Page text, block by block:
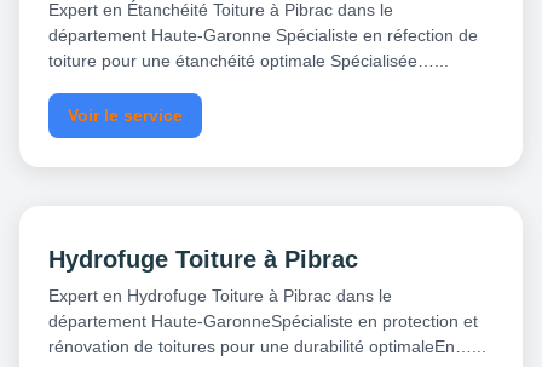
Expert en Étanchéité Toiture à Pibrac dans le
département Haute-Garonne Spécialiste en réfection de
toiture pour une étanchéité optimale Spécialisée…...
Voir le service
Hydrofuge Toiture à Pibrac
Expert en Hydrofuge Toiture à Pibrac dans le
département Haute-GaronneSpécialiste en protection et
rénovation de toitures pour une durabilité optimaleEn…...